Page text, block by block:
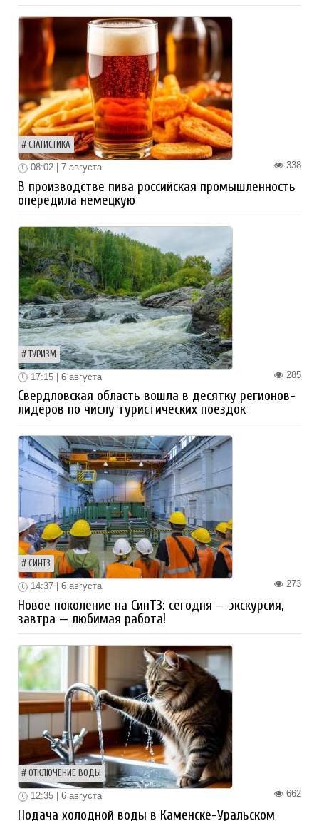
СТАТИСТИКА
338
08:02 | 7 августа
В производстве пива российская промышленность
опередила немецкую
ТУРИЗМ
285
17:15 | 6 августа
Свердловская область вошла в десятку регионов-
лидеров по числу туристических поездок
СИНТЗ
273
14:37 | 6 августа
Новое поколение на СинТЗ: сегодня — экскурсия,
завтра — любимая работа!
ОТКЛЮЧЕНИЕ ВОДЫ
662
12:35 | 6 августа
Подача холодной воды в Каменске-Уральском